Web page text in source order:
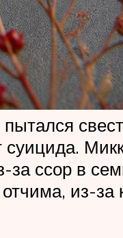
ссор в
из-за